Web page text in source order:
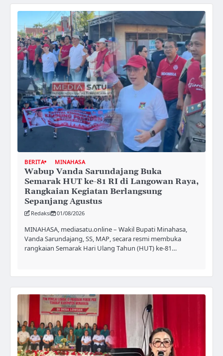
BERITA MINAHASA
Wabup Vanda Sarundajang Buka
Semarak HUT ke-81 RI di Langowan Raya,
Rangkaian Kegiatan Berlangsung
Sepanjang Agustus
Redaksi 01/08/2026
MINAHASA, mediasatu.online – Wakil Bupati Minahasa,
Vanda Sarundajang, SS, MAP, secara resmi membuka
rangkaian Semarak Hari Ulang Tahun (HUT) ke-81…